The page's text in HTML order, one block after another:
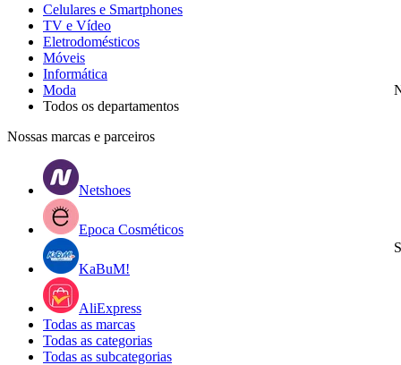
Celulares e Smartphones
TV e Vídeo
Eletrodomésticos
Móveis
Informática
Moda
Todos os departamentos
Nossas marcas e parceiros
Netshoes
Epoca Cosméticos
KaBuM!
AliExpress
Todas as marcas
Todas as categorias
Todas as subcategorias